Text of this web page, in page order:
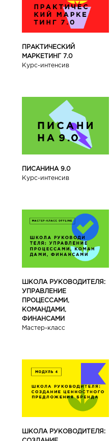
ПРАКТИЧЕСКИЙ
МАРКЕТИНГ 7.0
Курс-интенсив
ПИСАНИНА 9.0
Курс-интенсив
ШКОЛА РУКОВОДИТЕЛЯ:
УПРАВЛЕНИЕ
ПРОЦЕССАМИ,
КОМАНДАМИ,
ФИНАНСАМИ
Мастер-класс
ШКОЛА РУКОВОДИТЕЛЯ: